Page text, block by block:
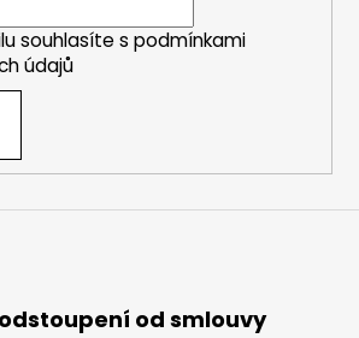
souhlasíte s podmínkami
údajů
od smlouvy